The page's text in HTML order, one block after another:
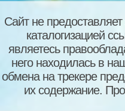
Сайт не
каталогизацией
являетесь
него находилась в
обмена на трекере
их содержание.